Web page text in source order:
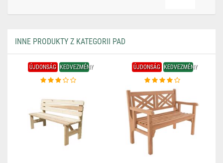
INNE PRODUKTY Z KATEGORII PAD
ÚJDONSÁG KEDVEZMÉNY ÚJDONSÁG KEDVEZMÉNY